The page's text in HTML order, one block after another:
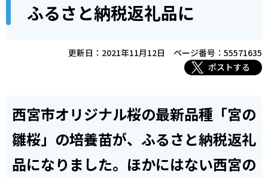
す
ら
ふるさと納税返礼品に
更新日：2021年11月12日
ページ番号：55571635
ポストする
西宮市オリジナル桜の最新品種「宮の
雛桜」の培養苗が、ふるさと納税返礼
品になりました。ほかにはない西宮の